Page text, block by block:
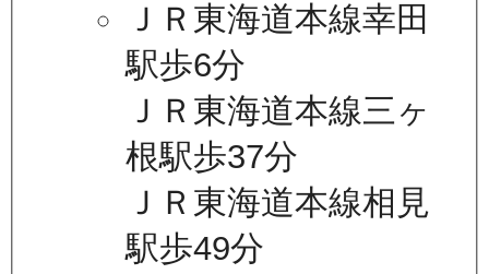
ＪＲ東海道本線幸田
駅歩6分
ＪＲ東海道本線三ヶ
根駅歩37分
ＪＲ東海道本線相見
駅歩49分